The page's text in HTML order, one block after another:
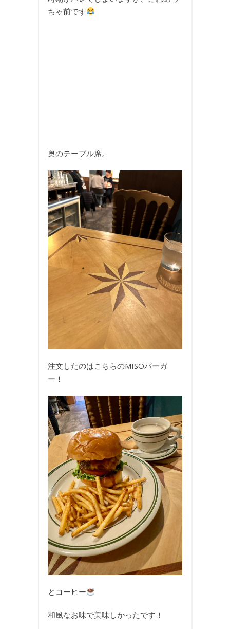
ちゃ前です
奥のテーブル席。
注文したのはこちらのMISOバーガ
ー！
とコーヒー
和風なお味で美味しかったです！